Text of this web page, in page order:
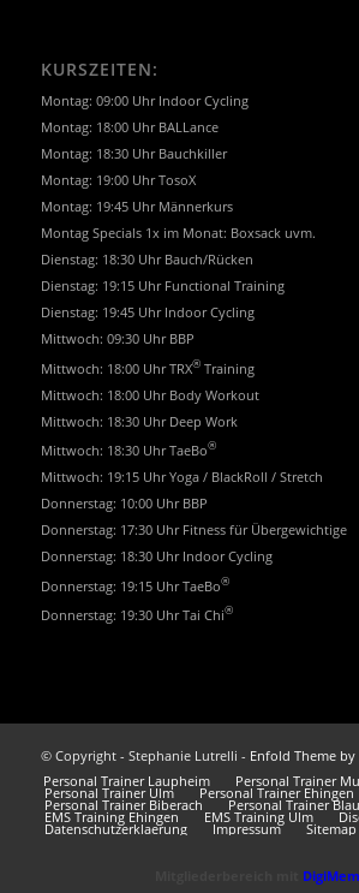
KURSZEITEN:
Montag: 09:00 Uhr Indoor Cycling
Montag: 18:00 Uhr BALLance
Montag: 18:30 Uhr Bauchkiller
Montag: 19:00 Uhr TosoX
Montag: 19:45 Uhr Männerkurs
Montag Specials 1x im Monat: Boxsack uvm.
Dienstag: 18:30 Uhr Bauch/Rücken
Dienstag: 19:15 Uhr Functional Training
Dienstag: 19:45 Uhr Indoor Cycling
Mittwoch: 09:30 Uhr BBP
Mittwoch: 18:00 Uhr TRX®Training
Mittwoch: 18:00 Uhr Body Workout
Mittwoch: 18:30 Uhr Deep Work
Mittwoch: 18:30 Uhr TaeBo®
Mittwoch: 19:15 Uhr Yoga / BlackRoll / Stretch
Donnerstag: 10:00 Uhr BBP
Donnerstag: 17:30 Uhr Fitness für Übergewichtige
Donnerstag: 18:30 Uhr Indoor Cycling
Donnerstag: 19:15 Uhr TaeBo®
Donnerstag: 19:30 Uhr Tai Chi®
© Copyright - Stephanie Lutrelli - Enfold Theme by
Personal Trainer Laupheim
Personal Trainer
Personal Trainer Ulm Personal Trainer Ehingen
Personal Trainer Biberach Personal Trainer
EMS Training Ehingen EMS Training Ulm
Datenschutzerklaerung Impressum Sitemap